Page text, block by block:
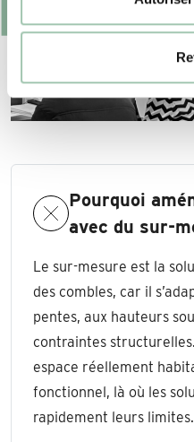
Pourquoi
avec du sur-
Le sur-mesure est la
des combles, car il
pentes, aux hauteurs
contraintes
espace réellement
fonctionnel, là où les
rapidement leurs limites.